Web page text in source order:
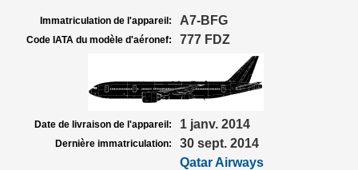
Immatriculation de l'appareil: A7-BFG
Code IATA du modèle d'aéronef: 777 FDZ
Date de livraison de l'appareil: 1 janv. 2014
Dernière immatriculation: 30 sept. 2014
Qatar Airways